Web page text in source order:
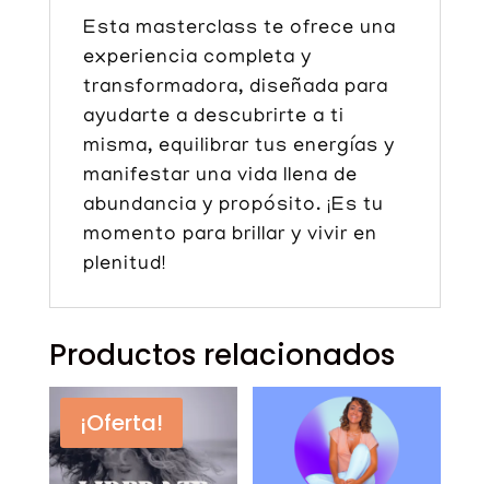
Esta masterclass te ofrece una
experiencia completa y
transformadora, diseñada para
ayudarte a descubrirte a ti
misma, equilibrar tus energías y
manifestar una vida llena de
abundancia y propósito. ¡Es tu
momento para brillar y vivir en
plenitud!
Productos relacionados
¡Oferta!